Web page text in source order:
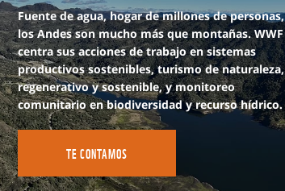
Fuente de agua, hogar de millones de personas,
los Andes son mucho más que montañas. WWF
centra sus acciones de trabajo en sistemas
productivos sostenibles, turismo de naturaleza,
regenerativo y sostenible, y monitoreo
comunitario en biodiversidad y recurso hídrico.
TE CONTAMOS